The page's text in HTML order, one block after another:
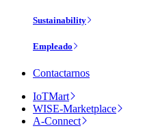
Sustainability
Empleado
Contactarnos
IoTMart
WISE-Marketplace
A-Connect